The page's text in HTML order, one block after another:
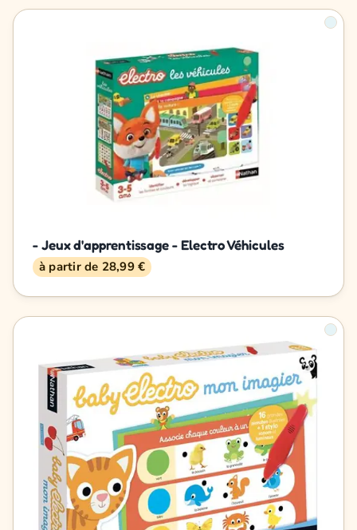
- Jeux d'apprentissage - Electro Véhicules
à partir de 28,99 €